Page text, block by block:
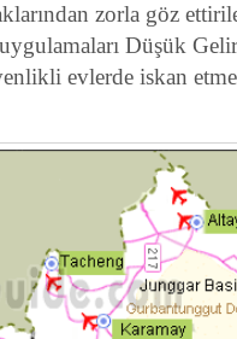
zorla göz
Düşük
evlerde iskan